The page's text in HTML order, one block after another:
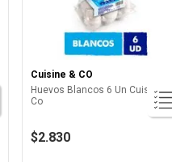
Cuisine & CO
Huevos Blancos 6 Un Cuisine &
Co
$2.830